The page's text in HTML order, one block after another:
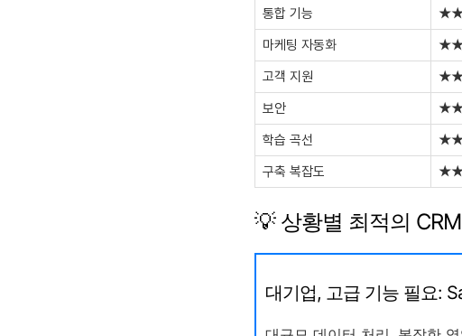
통합 기능
마케팅 자동화
고객 지원
보안
학습 곡선
구축 복잡도
💡 상황별 최적의
대기업, 고급 기능 필요: